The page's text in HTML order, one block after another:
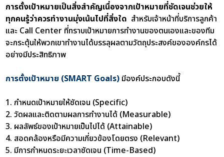
การตั้งเป้าหมายเป็นสิ่งสำคัญเนื่องจากเป้าหมายที่ชัดเจนช่วยให้
ทุกคนรู้ว่าควรทำงานมุ่งเน้นไปที่สิ่งใด สำหรับเจ้าหน้าที่บริการลูกค้า
และ Call Center ที่ทราบเป้าหมายการทำงานของตนเองและของทีม
จะกระตุ้นให้พวกเขาทำงานได้บรรลุผลตามวัตถุประสงค์ขององค์กรได้
อย่างมีประสิทธิภาพ
การตั้งเป้าหมาย (SMART Goals) มีองค์ประกอบดังนี้
1. กำหนดเป้าหมายให้ชัดเจน (Specific)
2. วัดผลและติดตามผลการทำงานได้ (Measurable)
3. ผลลัพธ์ของเป้าหมายเป็นไปได้ (Attainable)
4. สอดคล้องหรือมีความเกี่ยวข้องโดยตรง (Relevant)
5. มีการกำหนดระยะเวลาชัดเจน (Time-Based)